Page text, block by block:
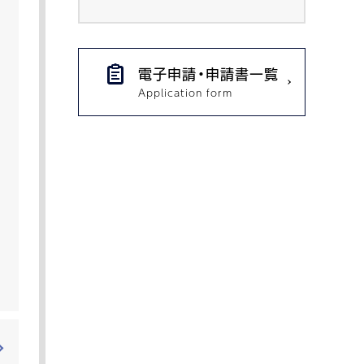
電子申請・申請書一覧